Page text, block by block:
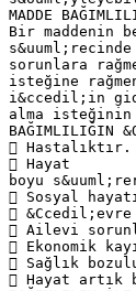
MADDE
Bir maddenin
sorunlara
isteğine
i&ccedil;in
alma isteğinin
BAĞIMLILIĞIN
 Hastalıktır.
 Hayat
boyu
 Sosyal

 Ailevi
 Ekonomik
 Sağlık
 Hayat artık